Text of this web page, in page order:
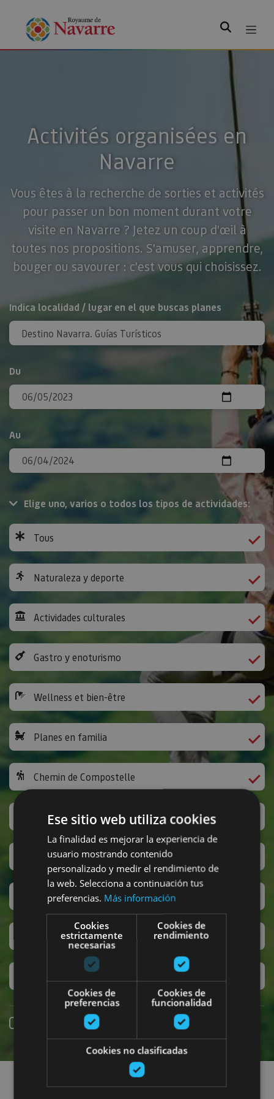
Rechercher
Activités organisées en
Navarre
Vous êtes à la recherche de sorties et activités
pour passer un bon moment durant votre
visite en Navarre ? Jetez un coup d'œil à
toutes nos propositions. S'amuser, apprendre,
bouger ou savourer : c'est vous qui choisissez.
Rechercher
Indica localidad / lugar en el que buscas planes
Du
Au
Elige uno, varios o todos los tipos de actividades:
Tous
Naturaleza y deporte
Actividades culturales
Gastro y enoturismo
Wellness et bien-être
Planes en familia
Chemin de Compostelle
Activités ludiques et autres
San Fermin
Accesibilidad
Turismo regenerativo
Experiencias exclusivas
Réservation en ligne
Recherchez des sorties
Ese sitio web utiliza cookies
La finalidad es mejorar la experiencia de
usuario mostrando contenido
personalizado y medir el rendimiento de
la web. Selecciona a continuación tus
preferencias. Más información
Cookies
estrictamente
necesarias
Cookies de
rendimiento
Cookies de
preferencias
Cookies de
funcionalidad
Cookies no clasificadas